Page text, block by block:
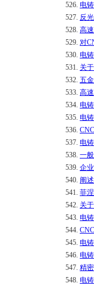
526. 电
527. 反
528. 高
529. 对
530. 电
531. 关
532. 五
533. 高
534. 电
535. 电
536.
537. 电
538. 一
539. 企
540. 阐
541. 菲
542. 关
543. 电
544.
545. 电
546. 电
547. 精
548. 电